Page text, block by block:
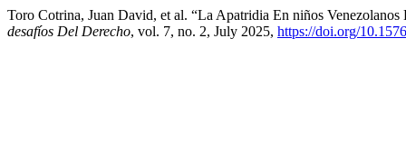
Toro Cotrina, Juan David, et al. “La Apatridia En niños
desafíos Del Derecho, vol. 7, no. 2, July 2025, https://doi.org/